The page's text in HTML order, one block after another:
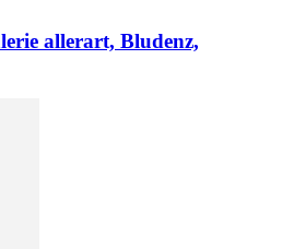
allerart, Bludenz,